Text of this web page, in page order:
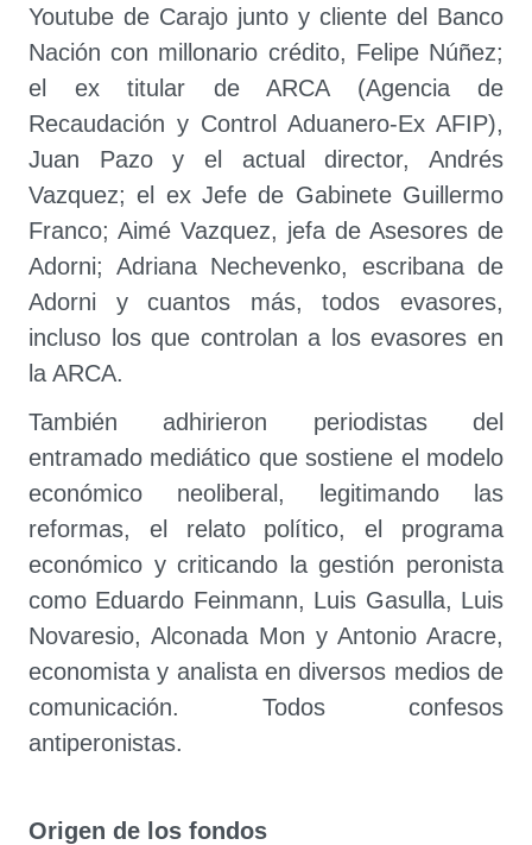
Youtube de Carajo junto y cliente del Banco
Nación con millonario crédito, Felipe Núñez;
el ex titular de ARCA (Agencia de
Recaudación y Control Aduanero-Ex AFIP),
Juan Pazo y el actual director, Andrés
Vazquez; el ex Jefe de Gabinete Guillermo
Franco; Aimé Vazquez, jefa de Asesores de
Adorni; Adriana Nechevenko, escribana de
Adorni y cuantos más, todos evasores,
incluso los que controlan a los evasores en
la ARCA.
También adhirieron periodistas del
entramado mediático que sostiene el modelo
económico neoliberal, legitimando las
reformas, el relato político, el programa
económico y criticando la gestión peronista
como Eduardo Feinmann, Luis Gasulla, Luis
Novaresio, Alconada Mon y Antonio Aracre,
economista y analista en diversos medios de
comunicación. Todos confesos
antiperonistas.
Origen de los fondos